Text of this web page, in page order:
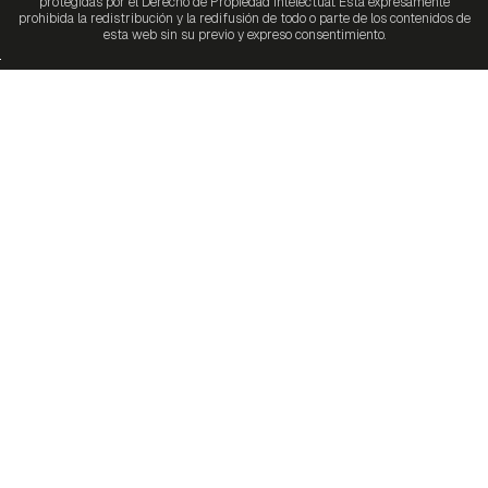
prohibida la redistribución y la redifusión de todo o parte de los contenidos de
esta web sin su previo y expreso consentimiento.